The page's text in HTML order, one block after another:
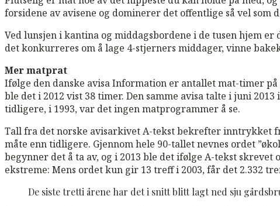
forsidene av avisene og dominerer det offentlige så vel som
Ved lunsjen i kantina og middagsbordene i de tusen hjem
det konkurreres om å lage 4-stjerners middager, vinne
Mer matprat
Ifølge den danske avisa Information er antallet mat-timer
ble det i 2012 vist 38 timer. Den samme avisa talte i juni
tidligere, i 1993, var det ingen matprogrammer å se.
Tall fra det norske avisarkivet A-tekst bekrefter inntrykket
måte enn tidligere. Gjennom hele 90-tallet nevnes ordet
begynner det å ta av, og i 2013 ble det ifølge A-tekst
ekstreme: Mens ordet kun gir 13 treff i 2003, får det 2.332
De siste tretti årene har det i snitt blitt lagt ned sju